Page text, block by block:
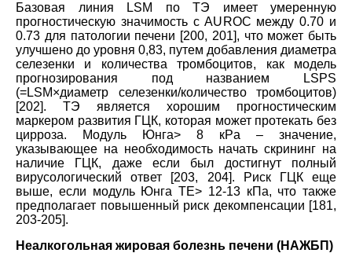
Базовая линия LSM по TЭ имеет умеренную
прогностическую значимость с AUROC между 0.70 и
0.73 для патологии печени [200, 201], что может быть
улучшено до уровня 0,83, путем добавления диаметра
селезенки и количества тромбоцитов, как модель
прогнозирования под названием LSPS
(=LSM×диаметр селезенки/количество тромбоцитов)
[202]. TЭ является хорошим прогностическим
маркером развития ГЦК, которая может протекать без
цирроза. Модуль Юнга> 8 кPa – значение,
указывающее на необходимость начать скрининг на
наличие ГЦК, даже если был достигнут полный
вирусологический ответ [203, 204]. Риск ГЦК еще
выше, если модуль Юнга TE> 12-13 кПа, что также
предполагает повышенный риск декомпенсации [181,
203-205].
Неалкогольная жировая болезнь печени (НАЖБП)